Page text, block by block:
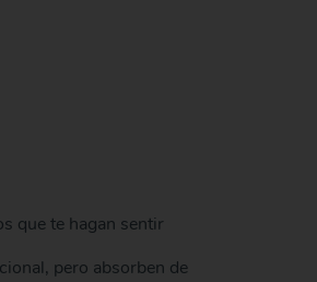
que te hagan sentir
pero absorben de